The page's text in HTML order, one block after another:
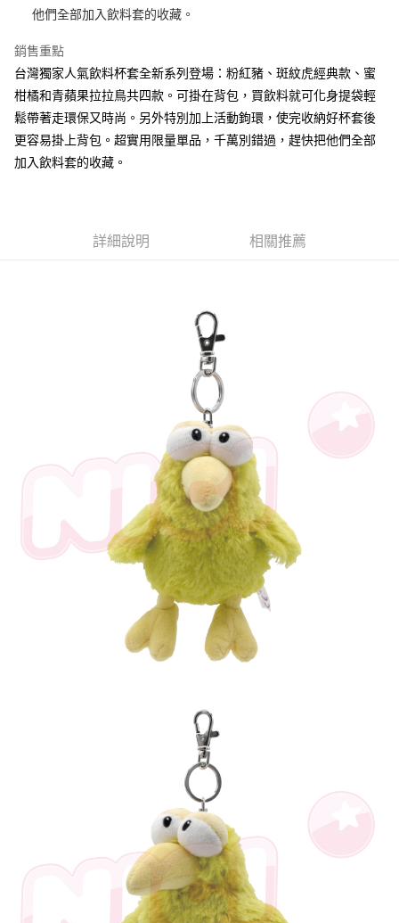
AFTEE先享後付
相關說明
AFTEE先享後付是「在收到商品之後才付款」的支付方式。 讓您購物簡單
便利好安心！
１．簡單：不需註冊會員、不需綁卡、不需儲值。
２．便利：只要手機號碼，簡訊認證，即可結帳。
３．安心：先確認商品／服務後，再付款。
３．收到繳費通知簡訊後14天內，點擊此簡訊中的連結，可透過四大超商／
※ 交易是否成功請以「AFTEE先享後付 」之結帳頁面顯示為準，若有關於
是否繳費成功／繳費後需取消欲退款等相關疑問，請聯繫「AFTEE先享後付
https://netprotections.freshdesk.com/support/home
１．透過由恩沛科技股份有限公司提供之「AFTEE先享後付」服務完成之交
易，需依本服務之必要範圍內提供個人資料，並將交易相關給付款項請求債
權轉讓予恩沛科技股份有限公司。
２．關於個人資料處理事宜，請瀏覽以下網址：
https://aftee.tw/terms/#terms3
３．未成年的使用者請事先徵得法定代理人或監護人之同意方可使用
「AFTEE先享後付」，若未經同意申辦者引起之損失，本公司不負相關責
４．使用「AFTEE先享後付」時，將依據個別帳號之用戶狀況，依本公司即
時審查核予不同之上限額度；若仍有額度不足之情形，本公司將視審查結果
請求用戶進行身份認證。
５．嚴禁一人註冊多個帳號或使用他人資訊註冊。若發現惡意使用之情形，
恩沛科技股份有限公司將有權停止該用戶之使用額度並採取法律行動。
ATM付款
運送方式
全家付款取貨
每筆NT$100，滿NT$490(含以上)免運費
他們全部加入飲料套的收藏。
銷售重點
台灣獨家人氣飲料杯套全新系列登場：粉紅豬、斑紋虎經典款、蜜
柑橘和青蘋果拉拉鳥共四款。可掛在背包，買飲料就可化身提袋輕
鬆帶著走環保又時尚。另外特別加上活動鉤環，使完收納好杯套後
更容易掛上背包。超實用限量單品，千萬別錯過，趕快把他們全部
加入飲料套的收藏。
詳細說明 相關推薦